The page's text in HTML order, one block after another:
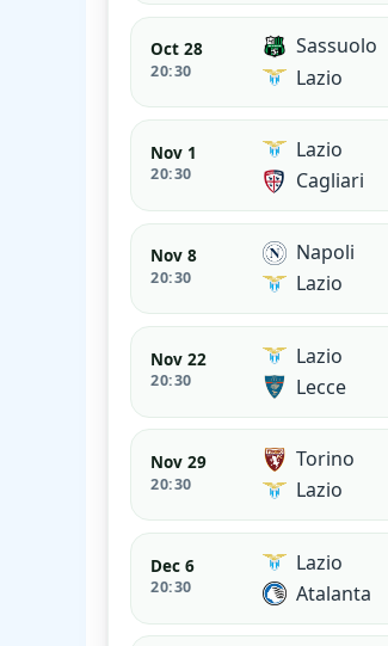
Oct 28
20:30
Sassuolo
Lazio
Nov 1
20:30
Lazio
Cagliari
Nov 8
20:30
Napoli
Lazio
Nov 22
20:30
Lazio
Lecce
Nov 29
20:30
Torino
Lazio
Dec 6
20:30
Lazio
Atalanta